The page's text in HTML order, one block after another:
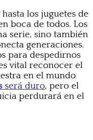
los juguetes de
boca de todos. Los
serie, sino también
generaciones.
para despedirnos
vital reconocer el
en el mundo
será duro, pero el
perdurará en el